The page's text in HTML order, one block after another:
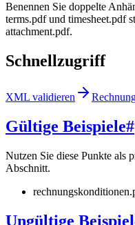
Benennen Sie doppelte
terms.pdf und timesheet.pdf
attachment.pdf.
Schnellzugriff
XML validieren
Gültige Beispiele#
Nutzen Sie diese Punkte als
Abschnitt.
Ungültige